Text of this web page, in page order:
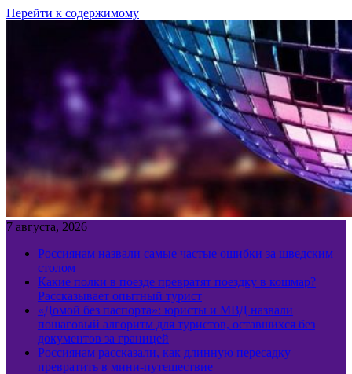
Перейти к содержимому
7 августа, 2026
Россиянам назвали самые частые ошибки за шведским
столом
Какие полки в поезде превратят поездку в кошмар?
Рассказывает опытный турист
«Домой без паспорта»: юристы и МВД назвали
пошаговый алгоритм для туристов, оставшихся без
документов за границей
Россиянам рассказали, как длинную пересадку
превратить в мини-путешествие